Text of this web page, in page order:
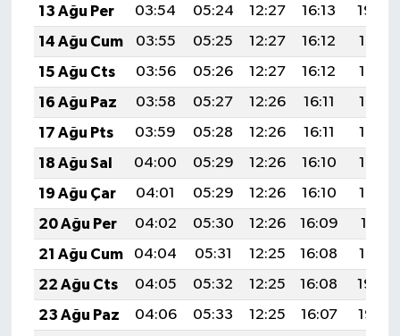
13 Ağu Per
03:54 05:24 12:27 16:13
19:20
14 Ağu Cum
03:55 05:25 12:27 16:12
19:18
15 Ağu Cts
03:56 05:26 12:27 16:12
19:17
16 Ağu Paz
03:58 05:27 12:26 16:11
19:16
17 Ağu Pts
03:59 05:28 12:26 16:11
19:15
18 Ağu Sal
04:00 05:29 12:26 16:10
19:13
19 Ağu Çar
04:01 05:29 12:26 16:10
19:12
20 Ağu Per
04:02 05:30 12:26 16:09
19:11
21 Ağu Cum
04:04 05:31 12:25 16:08
19:10
22 Ağu Cts
04:05 05:32 12:25 16:08
19:08
23 Ağu Paz
04:06 05:33 12:25 16:07
19:07